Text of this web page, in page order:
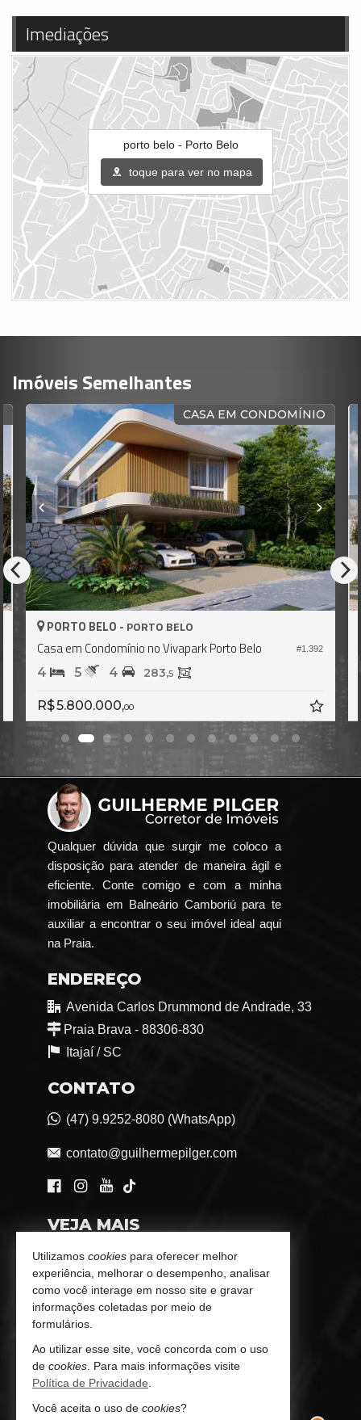
Imediações
porto belo - Porto Belo
toque para ver no mapa
Imóveis Semelhantes
CASA EM CONDOMÍNIO
#1.392
PORTO BELO - PORTO BELO
Casa em Condomínio no Vivapark Porto Belo
4 5 4 283,5
R$ 5.800.000,00
Qualquer dúvida que surgir me coloco a
disposição para atender de maneira ágil e
eficiente. Conte comigo e com a minha
imobiliária em Balneário Camboriú para te
auxiliar a encontrar o seu imóvel ideal aqui
na Praia.
ENDEREÇO
Avenida Carlos Drummond de Andrade, 33
Praia Brava - 88306-830
Itajaí / SC
CONTATO
(47) 9.9252-8080 (WhatsApp)
contato@guilhermepilger.com
VEJA MAIS
Consultoria Imobiliária Personalizada
trabalhe conosco
Indicadores Financeiros
Imóveis Favoritos
Mapa de Imóveis
Utilizamos cookies para oferecer melhor
experiência, melhorar o desempenho, analisar
como você interage em nosso site e gravar
informações coletadas por meio de
formulários.
Ao utilizar esse site, você concorda com o uso
de cookies . Para mais informações visite
Política de Privacidade
Você aceita o uso de cookies?